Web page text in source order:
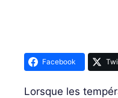
Facebook
Lorsque les